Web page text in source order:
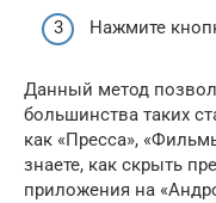
Нажмите
Данный метод
большинства таких
как «Пресса»,
знаете, как скрыть
приложения на